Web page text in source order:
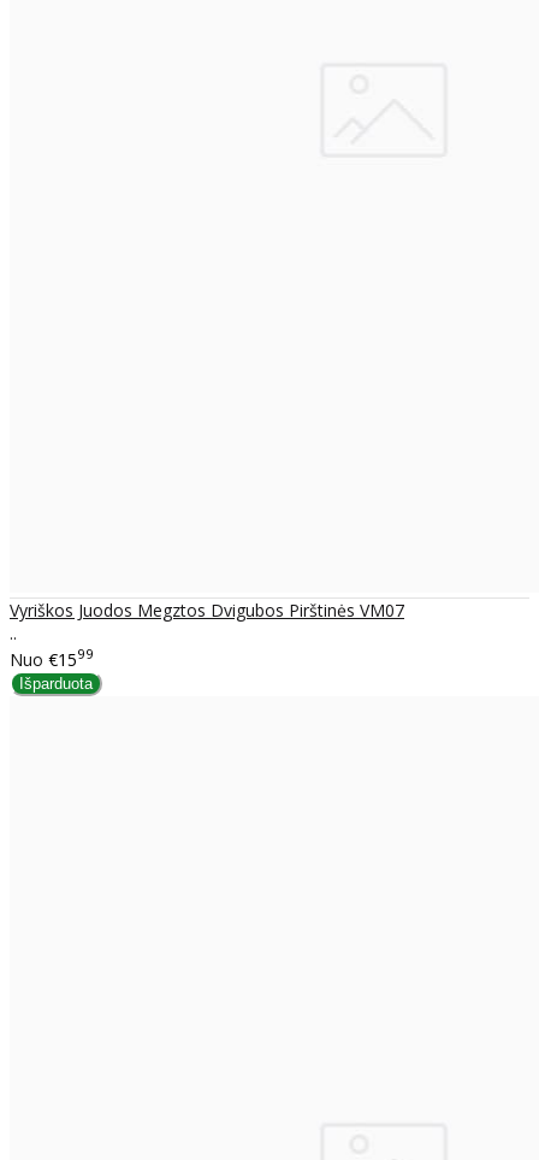
Vyriškos Juodos Megztos Dvigubos Pirštinės VM07
..
Nuo €1599